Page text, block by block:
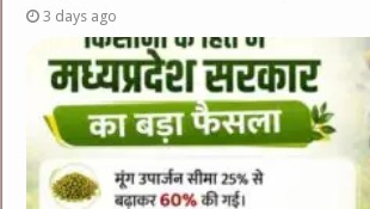
3 days ago